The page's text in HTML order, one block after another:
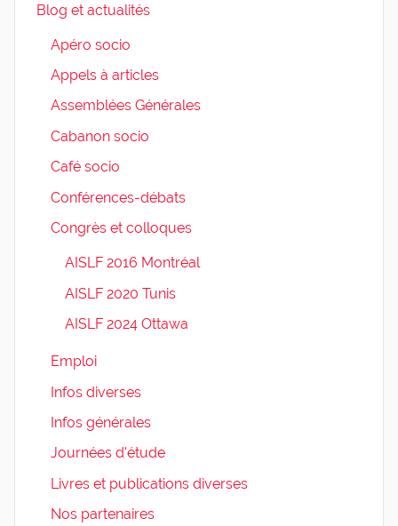
Blog et actualités
Apéro socio
Appels à articles
Assemblées Générales
Cabanon socio
Café socio
Conférences-débats
Congrès et colloques
AISLF 2016 Montréal
AISLF 2020 Tunis
AISLF 2024 Ottawa
Emploi
Infos diverses
Infos générales
Journées d'étude
Livres et publications diverses
Nos partenaires